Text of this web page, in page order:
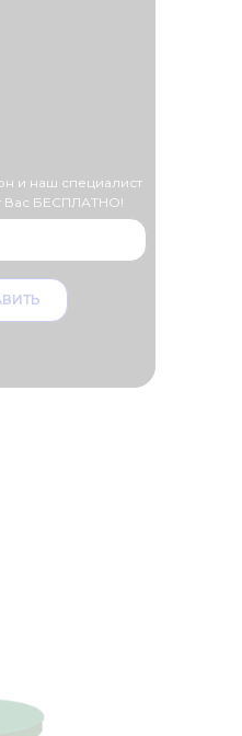
и наш специалист
Вас БЕСПЛАТНО!